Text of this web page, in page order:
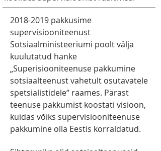
2018-2019 pakkusime
supervisiooniteenust
Sotsiaalministeeriumi poolt välja
kuulutatud hanke
„Superisiooniteenuse pakkumine
sotsiaalteenust vahetult osutavatele
spetsialistidele“ raames. Pärast
teenuse pakkumist koostati visioon,
kuidas võiks supervisiooniteenuse
pakkumine olla Eestis korraldatud.